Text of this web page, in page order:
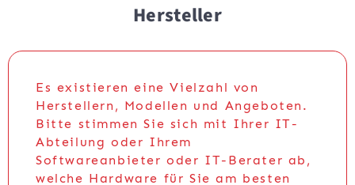
Hersteller
Es existieren eine Vielzahl von
Herstellern, Modellen und Angeboten.
Bitte stimmen Sie sich mit Ihrer IT-
Abteilung oder Ihrem
Softwareanbieter oder IT-Berater ab,
welche Hardware für Sie am besten